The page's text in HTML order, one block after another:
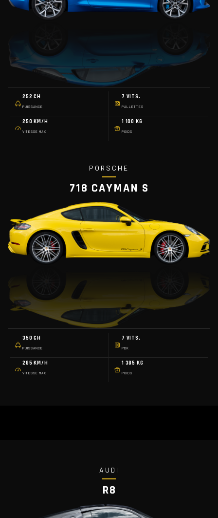
252 CH
PUISSANCE
7 VITS.
PALLETTES
250 KM/H
VITESSE MAX
1 100 KG
POIDS
PORSCHE
718 CAYMAN S
350 CH
PUISSANCE
7 VITS.
PDK
285 KM/H
VITESSE MAX
1 385 KG
POIDS
AUDI
R8